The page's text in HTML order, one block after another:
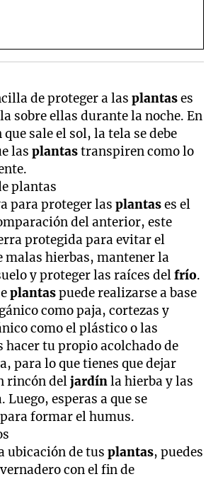
de proteger a lasplantases
sobre ellas durante la noche. En
sale el sol, la tela se debe
lasplantastranspiren como lo
plantas
para proteger lasplantases el
del anterior, este
protegida para evitar el
malas hierbas, mantener la
y proteger las raíces delfrío.
plantaspuede realizarse a base
como paja, cortezas y
como el plástico o las
hacer tu propio acolchado de
para lo que tienes que dejar
rincón deljardínla hierba y las
Luego, esperas a que se
formar el humus.
ubicación de tusplantas, puedes
con el fin de